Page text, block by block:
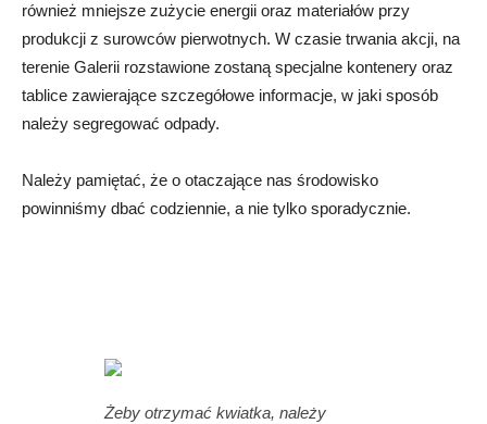
również mniejsze zużycie energii oraz materiałów przy
produkcji z surowców pierwotnych. W czasie trwania akcji, na
terenie Galerii rozstawione zostaną specjalne kontenery oraz
tablice zawierające szczegółowe informacje, w jaki sposób
należy segregować odpady.
Należy pamiętać, że o otaczające nas środowisko
powinniśmy dbać codziennie, a nie tylko sporadycznie.
Żeby otrzymać kwiatka, należy